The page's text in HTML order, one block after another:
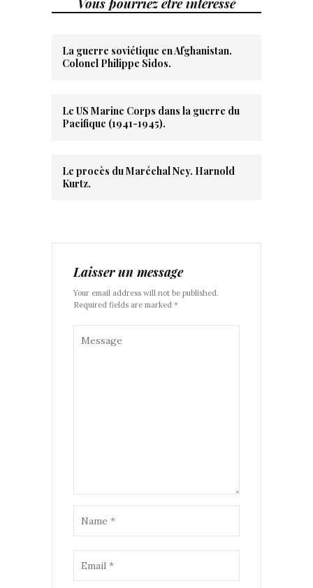
Vous pourriez être intéressé
La guerre soviétique en Afghanistan.
Colonel Philippe Sidos.
Le US Marine Corps dans la guerre du
Pacifique (1941-1945).
Le procès du Maréchal Ney. Harnold
Kurtz.
Laisser un message
Your email address will not be published.
Required fields are marked *